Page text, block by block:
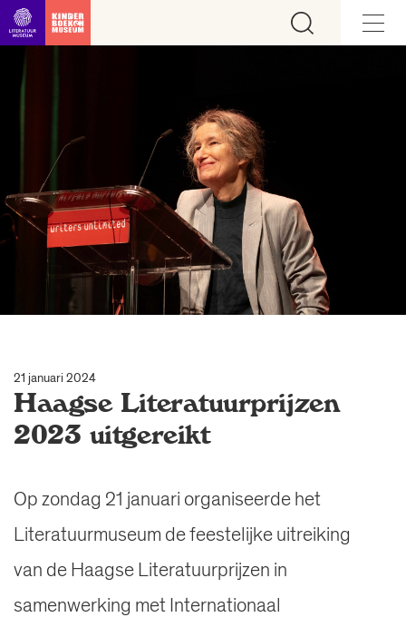
Ga direct naar inhoud
21 januari 2024
Haagse Literatuurprijzen
2023 uitgereikt
Op zondag 21 januari organiseerde het
Literatuurmuseum de feestelijke uitreiking
van de Haagse Literatuurprijzen in
samenwerking met Internationaal